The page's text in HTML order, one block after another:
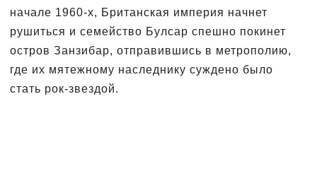
начале 1960-х, Британская империя начнет
рушиться и семейство Булсар спешно покинет
остров Занзибар, отправившись в метрополию,
где их мятежному наследнику суждено было
стать рок-звездой.